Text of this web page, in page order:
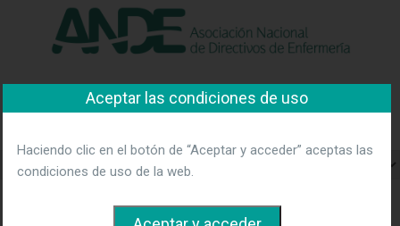
"Ver política"
Asociación Nacional de
Se abre una nueva convocatoria.
Captura de pantalla 2025-04-
Aceptar las condiciones de uso
Haciendo clic en el botón de “Aceptar y acceder” aceptas las
condiciones de uso de la web.